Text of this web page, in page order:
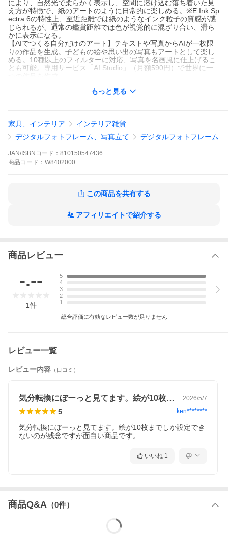
により、自然光で柔らかく表示し、空間に溶け込む落ち着いた見
え方が特徴で、紙のアートのように日常的に楽しめる。※E Ink Sp
ectra 6の特性上、至近距離では紙のようなインク粒子の質感が感
じられるが、通常の鑑賞距離では色が視覚的に混ざり合い、滑ら
かに表示になる。
【AIでつくる自分だけのアート】テキストや写真からAIが一枚限
りの作品を生成。子どもの絵や思い出の写真もアートとして楽し
める。10種以上のフィルターに対応、写真を名画風に仕上げるこ
とも可能。専用サービス「AI Studio」（月額590円）で世界に一
間帯別表示などを設定可能。SwitchBotハブと連携すれば遠隔操作
池切れ時も最後に表示した画像を維持。
【フレーム交換・3サイズ展開】市販フレームに付け替え可能。3
サイズで壁掛けも卓上も自在に飾れる。
もっと見る
家具、インテリア
インテリア雑貨
デジタルフォトフレーム、写真立て
デジタルフォトフレーム
JAN/ISBNコード： 810150547436
商品 コード： W8402000
この商品を共有する
アフィリエイトで紹介する
商品レビュー
-.--
1件
5
4
3
2
1
総合評価に有効なレビュー数が足りません
レビュー一覧
レビュー内容 （口コミ）
気分転換にぼーっと見てます。絵が10枚… 2026/5/7
5 ken********
気分転換にぼーっと見てます。絵が10枚までしか設定でき
ないのが残念ですが面白い商品です。
いいね 1
商品Q&A （0件）